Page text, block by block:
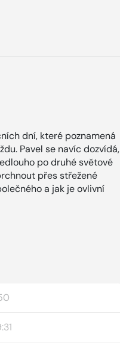
dní, které poznamená
Pavel se navíc dozvídá,
po druhé světové
přes střežené
a jak je ovlivní